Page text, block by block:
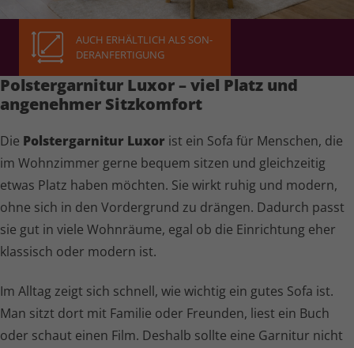
AUCH ERHÄLT­LICH ALS SON­
DER­AN­FER­TI­GUNG
Polster­garnitur Luxor – viel Platz und
angenehmer Sitzkomfort
Die Polster­garnitur Luxor ist ein Sofa für Menschen, die
im Wohnzimmer gerne bequem sitzen und gleichzeitig
etwas Platz haben möchten. Sie wirkt ruhig und modern,
ohne sich in den Vordergrund zu drängen. Dadurch passt
sie gut in viele Wohnräume, egal ob die Einrichtung eher
klassisch oder modern ist.
Im Alltag zeigt sich schnell, wie wichtig ein gutes Sofa ist.
Man sitzt dort mit Familie oder Freunden, liest ein Buch
oder schaut einen Film. Deshalb sollte eine Garnitur nicht